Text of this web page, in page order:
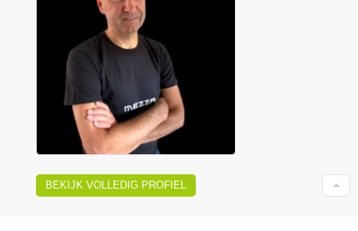
BEKIJK VOLLEDIG PROFIEL